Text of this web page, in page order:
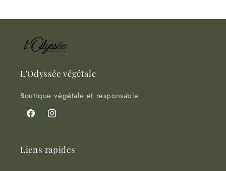
en
L'Odyssée végétale
Boutique végétale et responsable
FacebookInstagram
Liens rapides